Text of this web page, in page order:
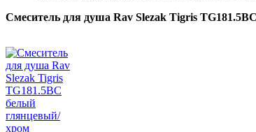
Смеситель для душа Rav Slezak Tigris